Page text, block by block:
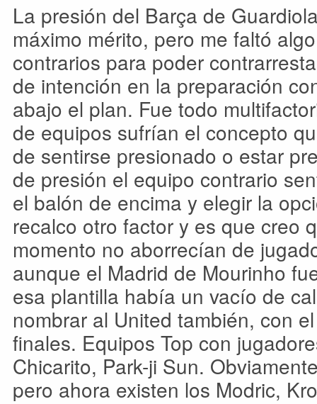
La presión del Barça de
máximo mérito, pero me faltó
contrarios para poder
de intención en la preparación
abajo el plan. Fue todo
de equipos sufrían el concepto
de sentirse presionado o estar
de presión el equipo contrario
el balón de encima y elegir la
recalco otro factor y es que creo
momento no aborrecían de
aunque el Madrid de Mourinho
esa plantilla había un vacío de
nombrar al United también, con
finales. Equipos Top con
Chicarito, Park-ji Sun.
pero ahora existen los Modric,